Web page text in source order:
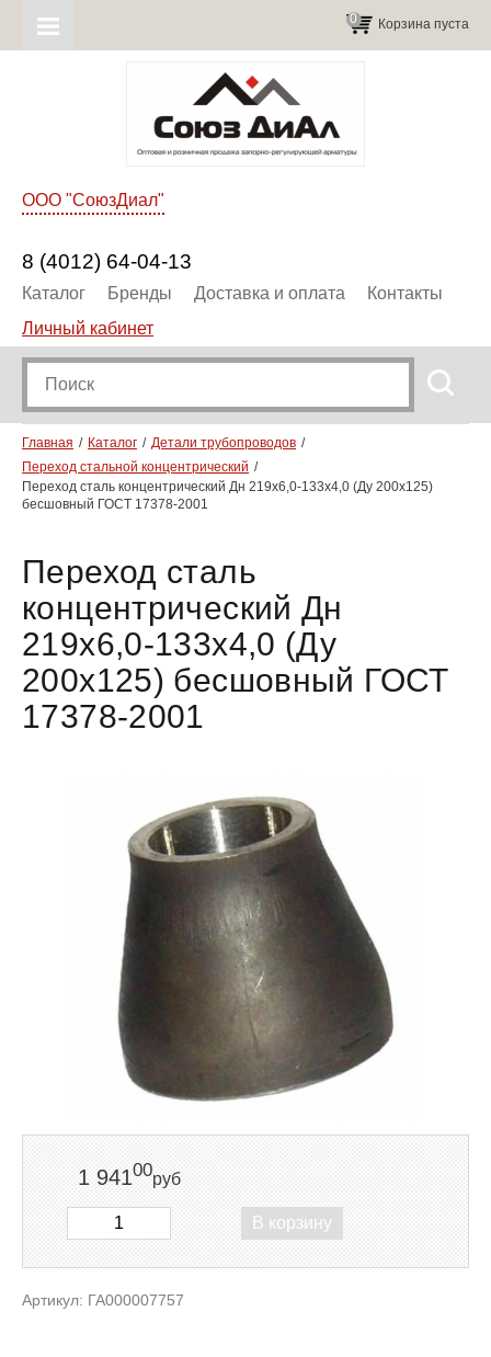
Корзина пуста
0
ООО "СоюзДиал"
8 (4012) 64-04-13
Каталог Бренды Доставка и оплата
Контакты
Личный кабинет
Главная Каталог
Детали трубопроводов
Переход стальной концентрический
Переход сталь концентрический Дн 219х6,0-133х4,0 (Ду 200х125)
бесшовный ГОСТ 17378-2001
Переход сталь
концентрический Дн
219х6,0-133х4,0 (Ду
200х125) бесшовный ГОСТ
17378-2001
1 94100руб
В корзину
Артикул: ГА000007757